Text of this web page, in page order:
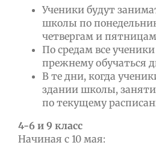
Ученики будут
школы по
четвергам и
По средам все
прежнему обучаться
В те дни, когда
здании школы,
по текущему
4-6 и 9 класс
Начиная с 10 мая: